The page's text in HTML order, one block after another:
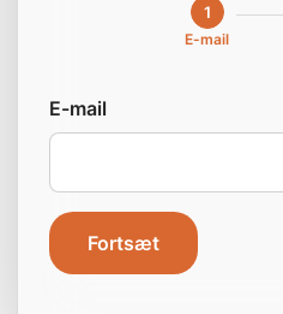
1
E-mail
E-mail
Fortsæt